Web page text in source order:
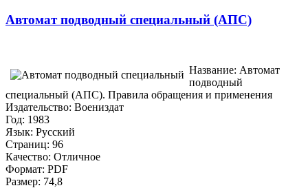
Автомат подводный специальный (АПС)
Название: Автомат
подводный
специальный (АПС). Правила обращения и применения
Издательство: Воениздат
Год: 1983
Язык: Русский
Cтраниц: 96
Качество: Отличное
Формат: PDF
Размер: 74,8